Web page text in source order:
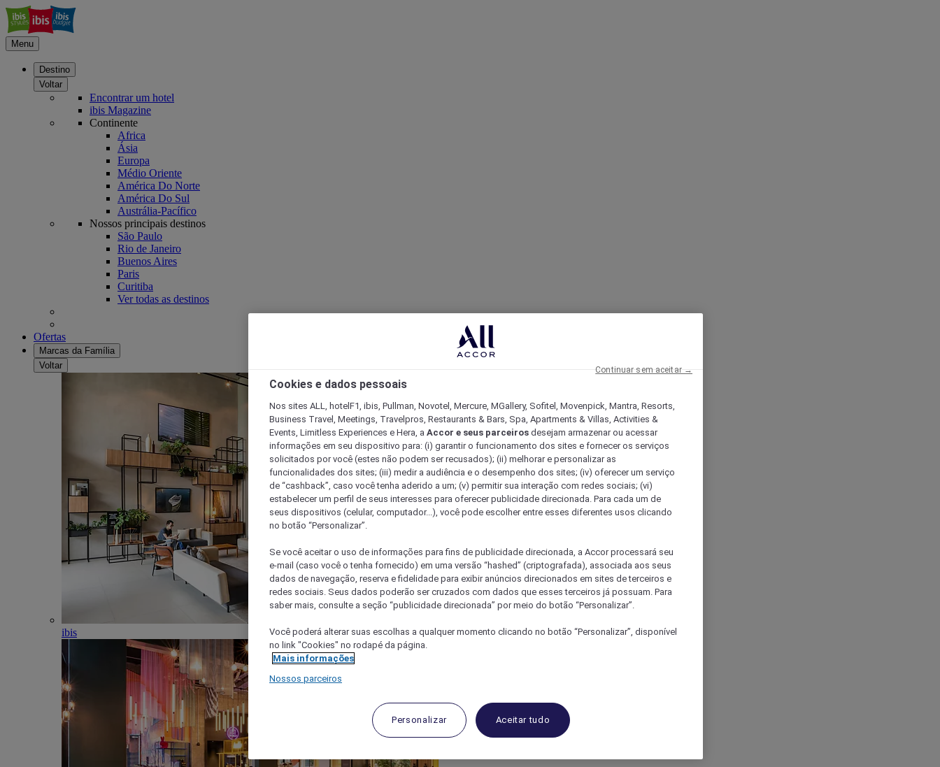
Menu
Destino
Voltar
Encontrar um hotel
ibis Magazine
Continente
Africa
Ásia
Europa
Médio Oriente
América Do Norte
América Do Sul
Austrália-Pacífico
Nossos principais destinos
São Paulo
Rio de Janeiro
Buenos Aires
Paris
Curitiba
Ver todas as destinos
Ofertas
Marcas da Família
Voltar
ibis
Cookies e dados pessoais
Nos sites ALL, hotelF1, ibis, Pullman, Novotel, Mercure, MGallery, Sofitel, Movenpick, Mantra, Resorts,
Business Travel, Meetings, Travelpros, Restaurants & Bars, Spa, Apartments & Villas, Activities &
Events, Limitless Experiences e Hera, a Accor e seus parceiros desejam armazenar ou acessar
informações em seu dispositivo para: (i) garantir o funcionamento dos sites e fornecer os serviços
solicitados por você (estes não podem ser recusados); (ii) melhorar e personalizar as
funcionalidades dos sites; (iii) medir a audiência e o desempenho dos sites; (iv) oferecer um serviço
de “cashback”, caso você tenha aderido a um; (v) permitir sua interação com redes sociais; (vi)
estabelecer um perfil de seus interesses para oferecer publicidade direcionada. Para cada um de
seus dispositivos (celular, computador...), você pode escolher entre esses diferentes usos clicando
no botão “Personalizar”.
Se você aceitar o uso de informações para fins de publicidade direcionada, a Accor processará seu
e-mail (caso você o tenha fornecido) em uma versão “hashed” (criptografada), associada aos seus
dados de navegação, reserva e fidelidade para exibir anúncios direcionados em sites de terceiros e
redes sociais. Seus dados poderão ser cruzados com dados que esses terceiros já possuam. Para
saber mais, consulte a seção “publicidade direcionada” por meio do botão “Personalizar”.
Você poderá alterar suas escolhas a qualquer momento clicando no botão “Personalizar”, disponível
no link "Cookies" no rodapé da página.
Mais informações
Nossos parceiros
Personalizar Aceitar tudo
Continuar sem aceitar →